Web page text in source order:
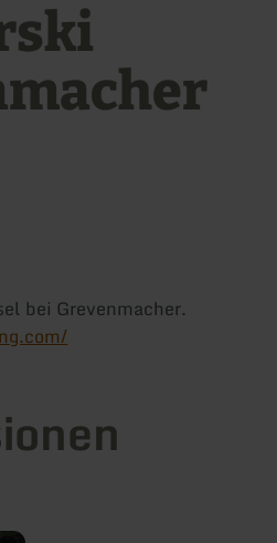
bei Grevenmacher.